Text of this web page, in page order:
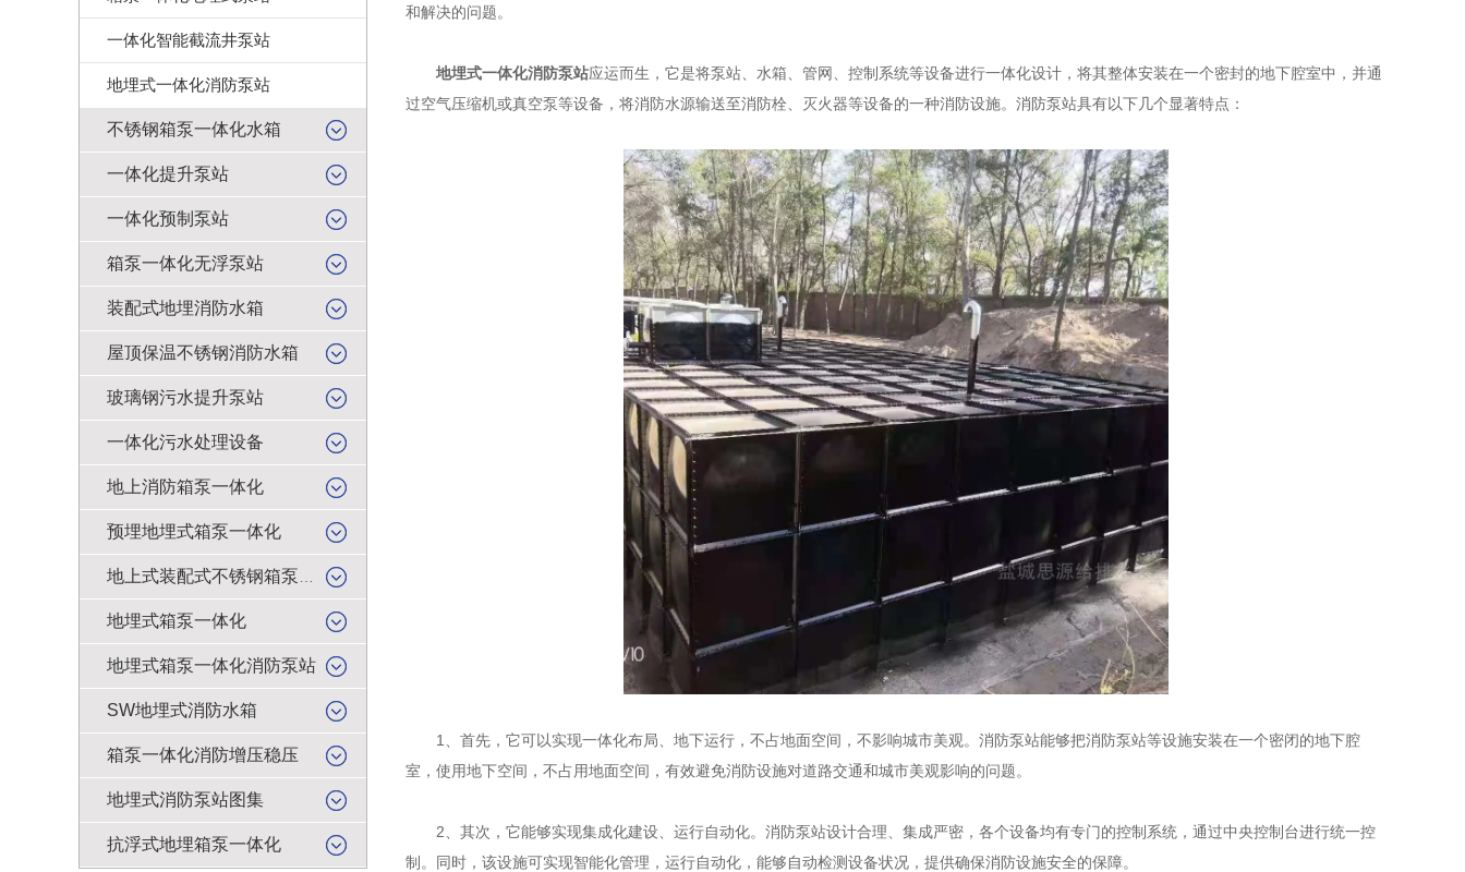
一体化智能截流井泵站
地埋式一体化消防泵站
不锈钢箱泵一体化水箱
一体化提升泵站
一体化预制泵站
箱泵一体化无浮泵站
装配式地埋消防水箱
屋顶保温不锈钢消防水箱
玻璃钢污水提升泵站
一体化污水处理设备
地上消防箱泵一体化
预埋地埋式箱泵一体化
地埋式箱泵一体化
地埋式箱泵一体化消防泵站
SW地埋式消防水箱
箱泵一体化消防增压稳压
地埋式消防泵站图集
抗浮式地埋箱泵一体化
和解决的问题。
地埋式一体化消防泵站应运而生，它是将泵站、水箱、管网、控制系统等设备进行一体化设计，将其整体安装在一个密封的地下腔室中，并通
过空气压缩机或真空泵等设备，将消防水源输送至消防栓、灭火器等设备的一种消防设施。消防泵站具有以下几个显著特点：
1、首先，它可以实现一体化布局、地下运行，不占地面空间，不影响城市美观。消防泵站能够把消防泵站等设施安装在一个密闭的地下腔
室，使用地下空间，不占用地面空间，有效避免消防设施对道路交通和城市美观影响的问题。
2、其次，它能够实现集成化建设、运行自动化。消防泵站设计合理、集成严密，各个设备均有专门的控制系统，通过中央控制台进行统一控
制。同时，该设施可实现智能化管理，运行自动化，能够自动检测设备状况，提供确保消防设施安全的保障。